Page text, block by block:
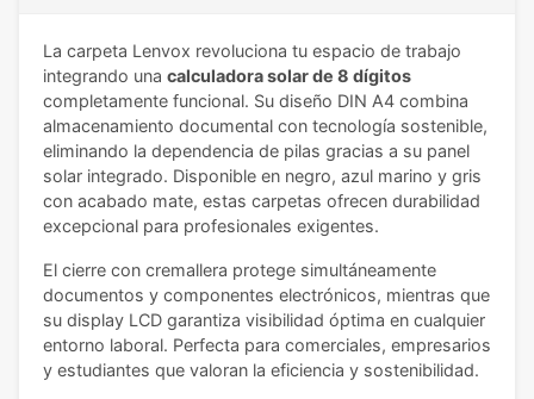
La carpeta Lenvox revoluciona tu espacio de trabajo
integrando una calculadora solar de 8 dígitos
completamente funcional. Su diseño DIN A4 combina
almacenamiento documental con tecnología sostenible,
eliminando la dependencia de pilas gracias a su panel
solar integrado. Disponible en negro, azul marino y gris
con acabado mate, estas carpetas ofrecen durabilidad
excepcional para profesionales exigentes.
El cierre con cremallera protege simultáneamente
documentos y componentes electrónicos, mientras que
su display LCD garantiza visibilidad óptima en cualquier
entorno laboral. Perfecta para comerciales, empresarios
y estudiantes que valoran la eficiencia y sostenibilidad.